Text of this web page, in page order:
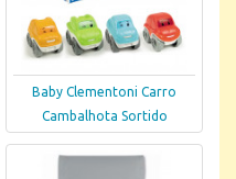
Baby Clementoni Carro
Cambalhota Sortido